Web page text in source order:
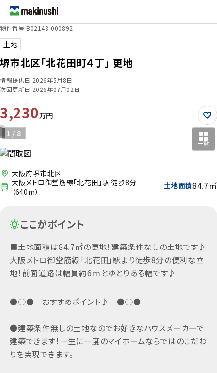
堺市北区「北花田町４丁」 更地
土地
物件番号:B02148-000892
情報提供日:2026年5月8日
次回更新日:2026年07月02日
3,230万円
2 / 8
一覧
ここがポイント
■土地面積は84.7㎡の更地！建築条件なしの土地です♪
大阪メトロ御堂筋線「北花田」駅より徒歩8分の便利な立
地！前面道路は幅員約6ｍとゆとりある幅です♪
●○● おすすめポイント♪ ●○●
●建築条件無しの土地なのでお好きなハウスメーカーで
建築できます！一生に一度のマイホームならではのこだわ
りを実現できます。
大阪府堺市北区
大阪メトロ御堂筋線「北花田」駅 徒歩8分
（640m）
土地面積84.7㎡
STEP 1
STEP 2 検索条件を選択
エリア
学区
間取図